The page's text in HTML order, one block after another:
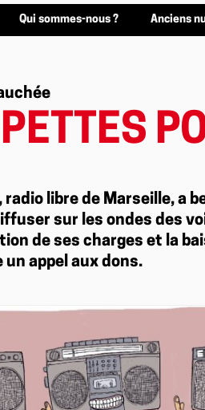
Qui sommes-nous ? Anciens
radio libre de Marseille, a
sur les ondes des
de ses charges et la
un appel aux dons.